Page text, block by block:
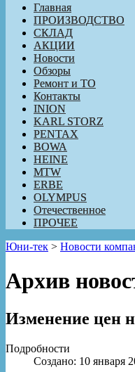
Главная
ПРОИЗВОДСТВО
СКЛАД
АКЦИИ
Новости
Обзоры
Ремонт и ТО
Контакты
INION
KARL STORZ
PENTAX
BOWA
HEINE
MTW
ERBE
OLYMPUS
Отечественное
ПРОЧЕЕ
Юни-тек > Новости
Архив
Изменение цен
Подробности
Создано: 10 января